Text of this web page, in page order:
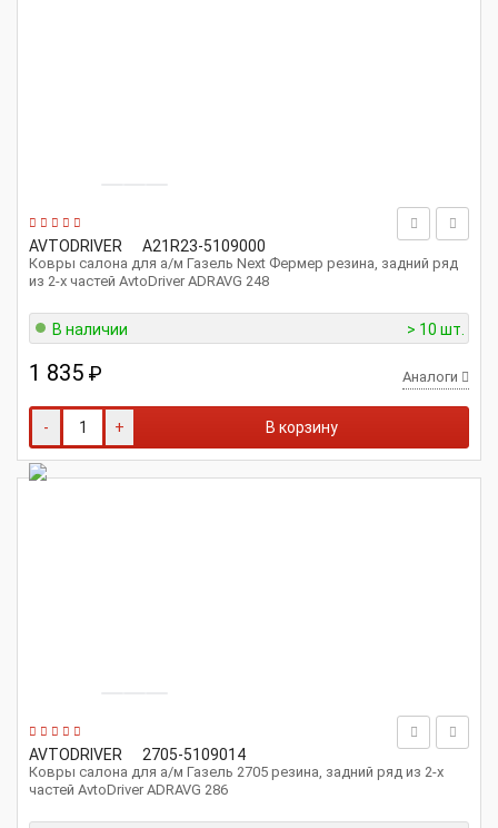
AVTODRIVER A21R23-5109000
Ковры салона для а/м Газель Next Фермер резина, задний ряд
из 2-х частей AvtoDriver ADRAVG 248
В наличии > 10 шт.
1 835 ₽ Аналоги
- + В корзину
AVTODRIVER 2705-5109014
Ковры салона для а/м Газель 2705 резина, задний ряд из 2-х
частей AvtoDriver ADRAVG 286